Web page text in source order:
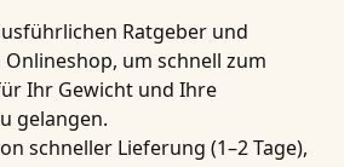
Ratgeber und
um schnell zum
Ihr Gewicht und Ihre
gelangen.
schneller Lieferung (1–2 Tage),